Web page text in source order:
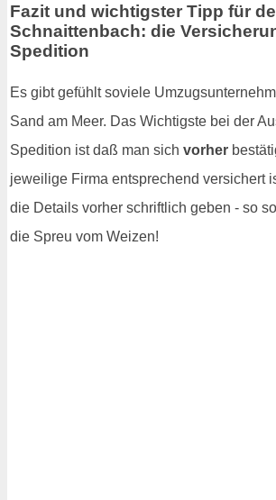
Fazit und wichtigster Tipp für
Schnaittenbach: die
Spedition
Es gibt gefühlt soviele
Sand am Meer. Das Wichtigste bei der
Spedition ist daß man sich vorher
jeweilige Firma entsprechend versichert
die Details vorher schriftlich geben - so
die Spreu vom Weizen!